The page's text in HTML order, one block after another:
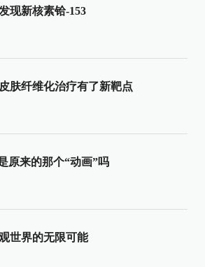
现新核素铪-153
肤纤维化治疗有了新靶点
原来的那个“动画”吗
世界的无限可能